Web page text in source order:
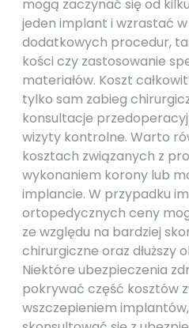
mogą zaczynać się od
jeden implant i wzrastać
dodatkowych procedur,
kości czy zastosowanie
materiałów. Koszt
tylko sam zabieg
konsultacje
wizyty kontrolne. Warto
kosztach związanych z
wykonaniem korony lub
implancie. W przypadku
ortopedycznych ceny
ze względu na bardziej
chirurgiczne oraz dłuższy
Niektóre ubezpieczenia
pokrywać część kosztów
wszczepieniem